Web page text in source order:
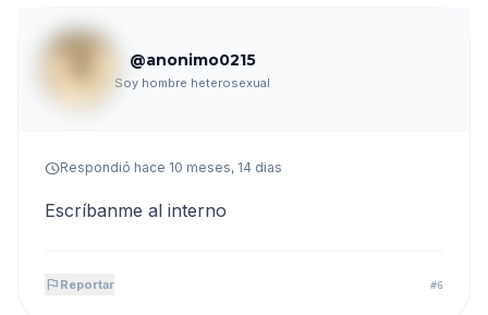
@anonimo0215
Soy hombre heterosexual
scheduleRespondió hace 10 meses, 14 dias
Escríbanme al interno
flag Reportar #6